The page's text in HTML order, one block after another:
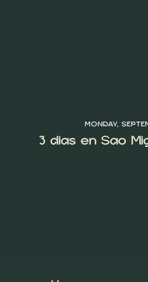
MONDAY,
3 días en São